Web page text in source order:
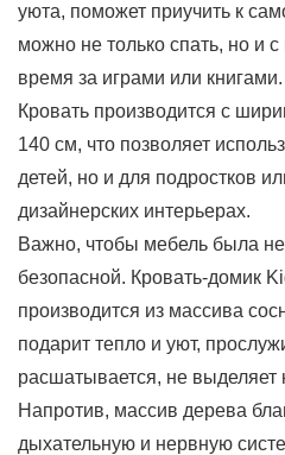
уюта, поможет приучить к
можно не только спать, но и
время за играми или книгами.
Кровать производится с
140 см, что позволяет
детей, но и для подростков
дизайнерских интерьерах.
Важно, чтобы мебель была не
безопасной. Кровать-домик
производится из массива
подарит тепло и уют,
расшатывается, не выделяет
Напротив, массив дерева
дыхательную и нервную